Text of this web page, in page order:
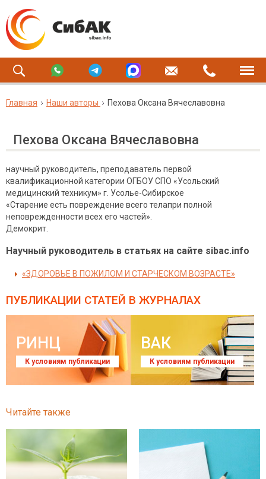
Главная Наши авторы Пехова Оксана Вячеславовна
Пехова Оксана Вячеславовна
научный руководитель, преподаватель первой
квалификационной категории ОГБОУ СПО «Усольский
медицинский техникум» г. Усолье-Сибирское
«Старение есть повреждение всего телапри полной
неповрежденности всех его частей».
Демокрит.
Научный руководитель в статьях на сайте sibac.info
«ЗДОРОВЬЕ В ПОЖИЛОМ И СТАРЧЕСКОМ ВОЗРАСТЕ»
ПУБЛИКАЦИИ СТАТЕЙ В ЖУРНАЛАХ
РИНЦ
К условиям публикации
ВАК
К условиям публикации
Читайте также